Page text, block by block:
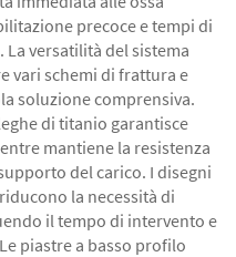
precoce e tempi di
versatilità del sistema
vari schemi di frattura e
soluzione comprensiva.
di titanio garantisce
mantiene la resistenza
del carico. I disegni
la necessità di
il tempo di intervento e
piastre a basso profilo